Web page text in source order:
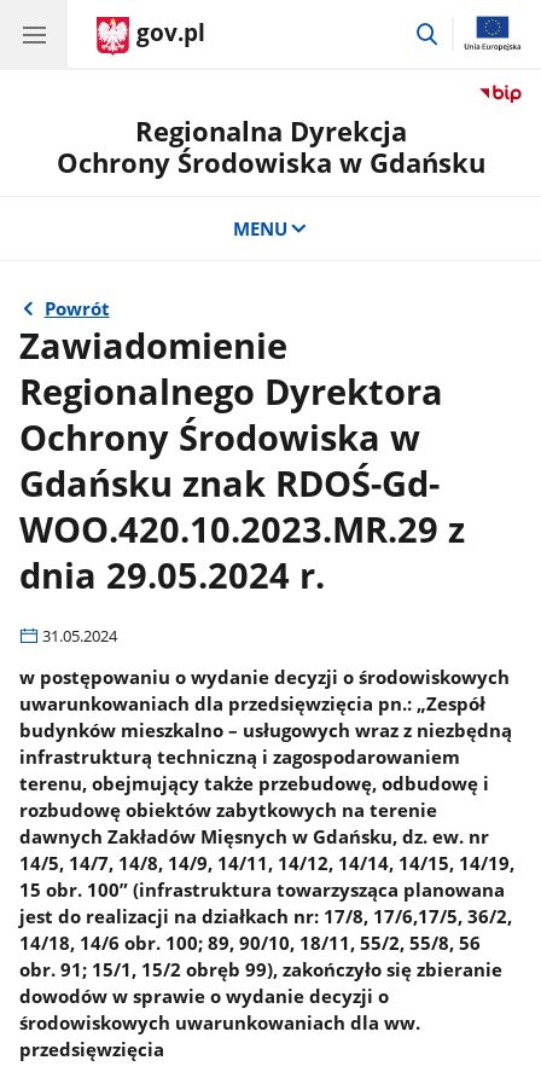
gov.pl
przejdź
Regionalna Dyrekcja
Ochrony Środowiska w Gdańsku
MENU
Powrót
Zawiadomienie
Regionalnego Dyrektora
Ochrony Środowiska w
Gdańsku znak RDOŚ-Gd-
WOO.420.10.2023.MR.29 z
dnia 29.05.2024 r.
31.05.2024
w postępowaniu o wydanie decyzji o środowiskowych
uwarunkowaniach dla przedsięwzięcia pn.: „Zespół
budynków mieszkalno – usługowych wraz z niezbędną
infrastrukturą techniczną i zagospodarowaniem
terenu, obejmujący także przebudowę, odbudowę i
rozbudowę obiektów zabytkowych na terenie
dawnych Zakładów Mięsnych w Gdańsku, dz. ew. nr
14/5, 14/7, 14/8, 14/9, 14/11, 14/12, 14/14, 14/15, 14/19,
15 obr. 100” (infrastruktura towarzysząca planowana
jest do realizacji na działkach nr: 17/8, 17/6,17/5, 36/2,
14/18, 14/6 obr. 100; 89, 90/10, 18/11, 55/2, 55/8, 56
obr. 91; 15/1, 15/2 obręb 99), zakończyło się zbieranie
dowodów w sprawie o wydanie decyzji o
środowiskowych uwarunkowaniach dla ww.
przedsięwzięcia